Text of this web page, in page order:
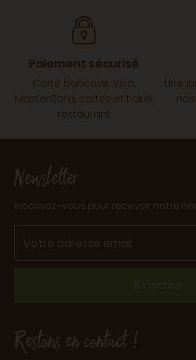
Paiement sécurisé
Carte bancaire, Visa,
MasterCard, cartes et ticket
restaurant
Une
Newsletter
Inscrivez-vous pour recevoir notre
S'inscrire
Restons en contact !